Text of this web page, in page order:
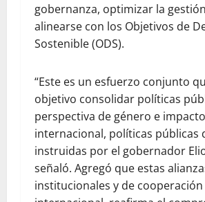
gobernanza, optimizar la
alinearse con los Objetivos de
Sostenible (ODS).
“Este es un esfuerzo conjunto
objetivo consolidar políticas
perspectiva de género e impacto
internacional, políticas públicas
instruidas por el gobernador
señaló. Agregó que estas
institucionales y de cooperación